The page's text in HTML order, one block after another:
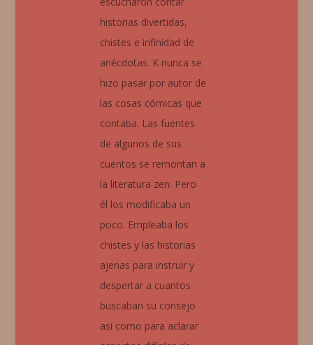
historias divertidas,
chistes e infinidad de
anécdotas. K nunca se
hizo pasar por autor de
las cosas cómicas que
contaba. Las fuentes
de algunos de sus
cuentos se remontan a
la literatura zen. Pero
él los modificaba un
poco. Empleaba los
chistes y las historias
ajenas para instruir y
despertar a cuantos
buscaban su consejo
así como para aclarar